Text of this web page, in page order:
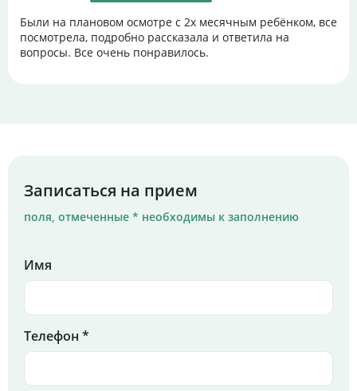
Были на плановом осмотре с 2х месячным ребёнком, все
посмотрела, подробно рассказала и ответила на
вопросы. Все очень понравилось.
Записаться на прием
поля, отмеченные * необходимы к заполнению
Имя
Телефон *